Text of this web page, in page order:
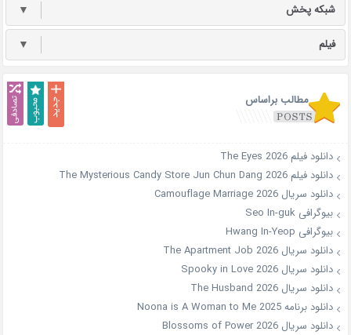
شبکه پخش ▼
فیلم ▼
مطالب براساس
دانلود فیلم The Eyes 2026
دانلود فیلم The Mysterious Candy Store Jun Chun Dang 2026
دانلود سریال Camouflage Marriage 2026
بیوگرافی Seo In-guk
بیوگرافی Hwang In-Yeop
دانلود سریال The Apartment Job 2026
دانلود سریال Spooky in Love 2026
دانلود سریال The Husband 2026
دانلود برنامه Noona is A Woman to Me 2025
دانلود سریال Blossoms of Power 2026